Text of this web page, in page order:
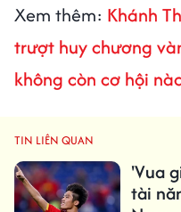
Xem thêm: Khánh
trượt huy chương
không còn cơ hội
TIN LIÊN QUAN
'Vua
tài